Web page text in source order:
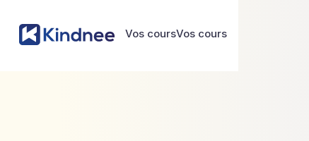
Vos coursVos cours